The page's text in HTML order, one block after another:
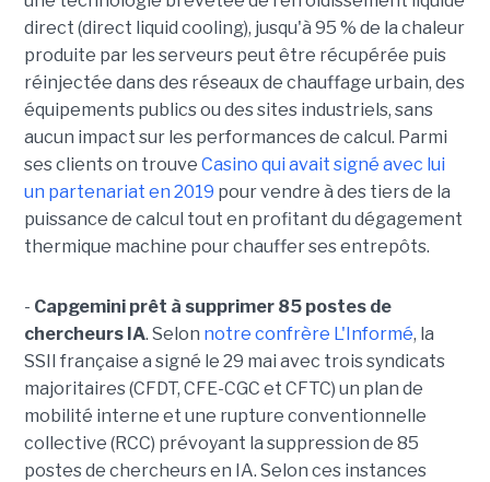
direct (direct liquid cooling), jusqu'à 95 % de la chaleur
produite par les serveurs peut être récupérée puis
réinjectée dans des réseaux de chauffage urbain, des
équipements publics ou des sites industriels, sans
aucun impact sur les performances de calcul. Parmi
ses clients on trouve Casino qui avait signé avec lui
un partenariat en 2019 pour vendre à des tiers de la
puissance de calcul tout en profitant du dégagement
thermique machine pour chauffer ses entrepôts.
- Capgemini prêt à supprimer 85 postes de
chercheurs IA. Selon notre confrère L'Informé, la
SSII française a signé le 29 mai avec trois syndicats
majoritaires (CFDT, CFE-CGC et CFTC) un plan de
mobilité interne et une rupture conventionnelle
collective (RCC) prévoyant la suppression de 85
postes de chercheurs en IA. Selon ces instances